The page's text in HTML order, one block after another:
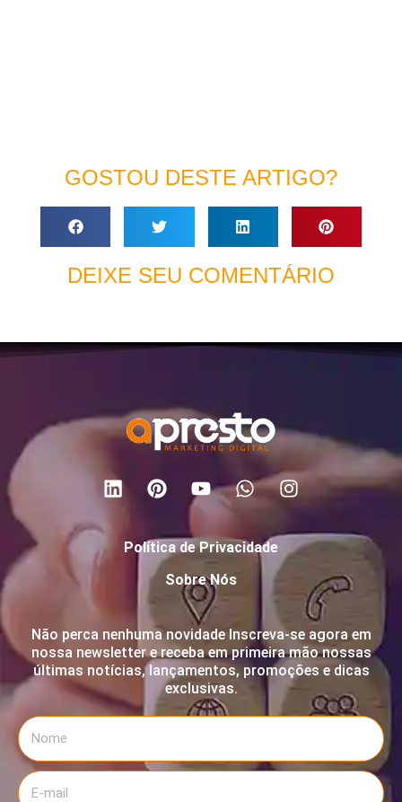
GOSTOU DESTE ARTIGO?
DEIXE SEU COMENTÁRIO
Política de Privacidade
Sobre Nós
Não perca nenhuma novidade Inscreva-se agora em
nossa newsletter e receba em primeira mão nossas
últimas notícias, lançamentos, promoções e dicas
exclusivas.